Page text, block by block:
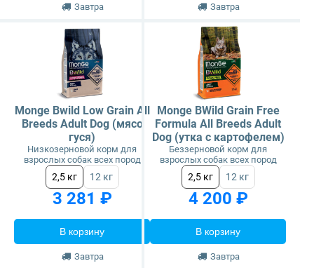
Завтра Завтра
Monge Bwild Low Grain All
Breeds Adult Dog (мясо
гуся)
Низкозерновой корм для
взрослых собак всех пород
2,5 кг 12 кг
3 281 ₽
В корзину
Завтра
Monge BWild Grain Free
Formula All Breeds Adult
Dog (утка с картофелем)
Беззерновой корм для
взрослых собак всех пород
2,5 кг 12 кг
4 200 ₽
В корзину
Завтра